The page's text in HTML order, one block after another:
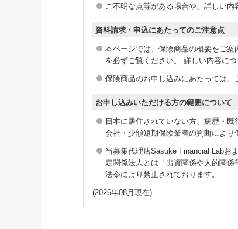
ご不明な点等がある場合や、詳しい
資料請求・申込にあたってのご注意点
本ページでは、保険商品の概要をご
を必ずご覧ください。 詳しい内容に
保険商品のお申し込みにあたっては、
お申し込みいただける方の範囲について
日本に居住されていない方、病歴・
会社・少額短期保険業者の判断により
当募集代理店Sasuke Financial Labお
定関係法人とは「出資関係や人的関
法令により禁止されております。
(2026年08月現在)